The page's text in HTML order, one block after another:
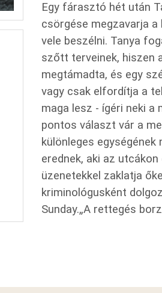
Egy fárasztó hét után
csörgése megzavarja
vele beszélni. Tanya
szőtt terveinek, hiszen
megtámadta, és egy
vagy csak elfordítja a
maga lesz - ígéri neki a
pontos választ vár a
különleges
erednek, aki az
üzenetekkel zaklatja
kriminológusként
Sunday.„A rettegés